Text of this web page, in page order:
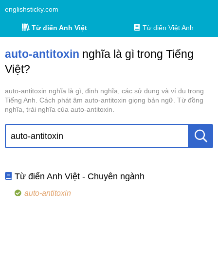
englishsticky.com
Từ điển Anh Việt Từ điển Việt Anh
auto-antitoxin nghĩa là gì trong Tiếng
Việt?
auto-antitoxin nghĩa là gì, định nghĩa, các sử dụng và ví dụ trong
Tiếng Anh. Cách phát âm auto-antitoxin giọng bản ngữ. Từ đồng
nghĩa, trái nghĩa của auto-antitoxin.
Từ điển Anh Việt - Chuyên ngành
auto-antitoxin